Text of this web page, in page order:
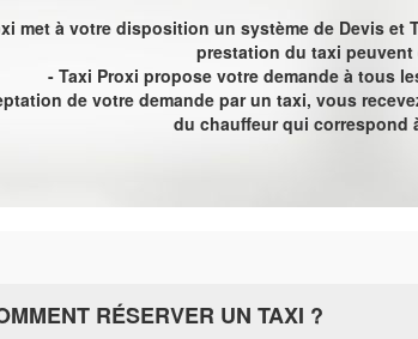
met à votre disposition un système de Devis et
prestation du taxi peuvent
- Taxi Proxi propose votre demande à tous
de votre demande par un taxi, vous
du chauffeur qui correspond
RÉSERVER UN TAXI ?